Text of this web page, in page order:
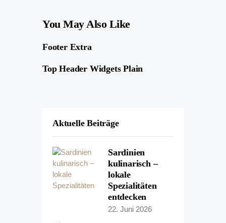
You May Also Like
Footer Extra
Top Header Widgets Plain
Aktuelle Beiträge
Sardinien
kulinarisch –
lokale
Spezialitäten
entdecken
22. Juni 2026